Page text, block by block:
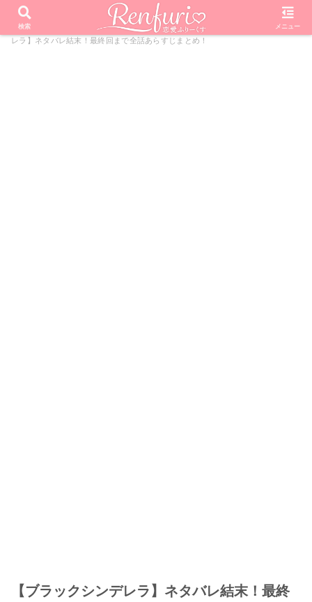
PR
ホーム ドラマ ブラックシンデレラ
【ブラックシンデ
レラ】ネタバレ結末！最終回まで全話あらすじまとめ！
【ブラックシンデレラ】ネタバレ結末！最終
検索 メニュー